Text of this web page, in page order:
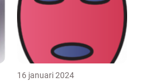
16 januari 2024